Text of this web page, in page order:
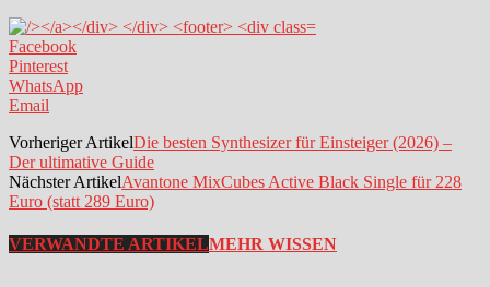
Facebook
Pinterest
WhatsApp
Email
Vorheriger ArtikelDie besten Synthesizer für Einsteiger (2026) –
Der ultimative Guide
Nächster ArtikelAvantone MixCubes Active Black Single für 228
Euro (statt 289 Euro)
VERWANDTE ARTIKELMEHR WISSEN